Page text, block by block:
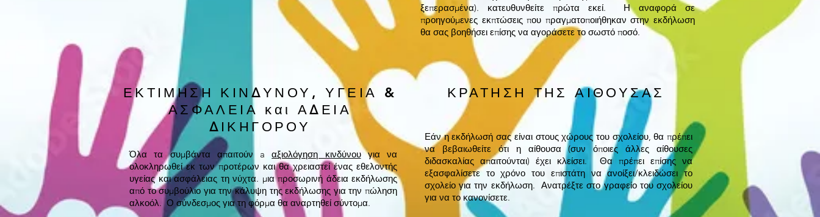
ξεπερασμένα). κατευθυνθείτε πρώτα εκεί. Η αναφορά σε
προηγούμενες εκπτώσεις που πραγματοποιήθηκαν στην εκδήλωση
θα σας βοηθήσει επίσης να αγοράσετε το σωστό ποσό.
ΕΚΤΙΜΗΣΗ ΚΙΝΔΥΝΟΥ, ΥΓΕΙΑ &
ΑΣΦΑΛΕΙΑ και ΑΔΕΙΑ
ΔΙΚΗΓΟΡΟΥ
Όλα τα συμβάντα απαιτούν aαξιολόγηση κινδύνουγια να
ολοκληρωθεί εκ των προτέρων και θα χρειαστεί ένας εθελοντής
υγείας και ασφάλειας τη νύχτα. μια προσωρινή άδεια εκδήλωσης
από το συμβούλιο για την κάλυψη της εκδήλωσης για την πώληση
αλκοόλ. Ο σύνδεσμος για τη φόρμα θα αναρτηθεί σύντομα.
ΚΡΑΤΗΣΗ ΤΗΣ ΑΙΘΟΥΣΑΣ
Εάν η εκδήλωσή σας είναι στους χώρους του σχολείου, θα πρέπει
να βεβαιωθείτε ότι η αίθουσα (συν όποιες άλλες αίθουσες
διδασκαλίας απαιτούνται) έχει κλείσει. Θα πρέπει επίσης να
εξασφαλίσετε το χρόνο του επιστάτη να ανοίξει/κλειδώσει το
σχολείο για την εκδήλωση. Ανατρέξτε στο γραφείο του σχολείου
για να το κανονίσετε.